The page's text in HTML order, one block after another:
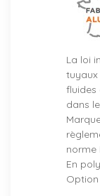
La loi
tuyaux
fluides
dans
norme
En